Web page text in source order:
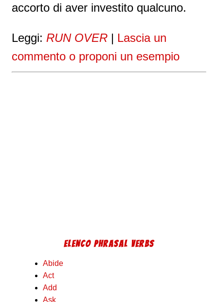
accorto di aver investito qualcuno.
Leggi: RUN OVER | Lascia un
commento o proponi un esempio
ELENCO PHRASAL VERBS
Abide
Act
Add
Ask